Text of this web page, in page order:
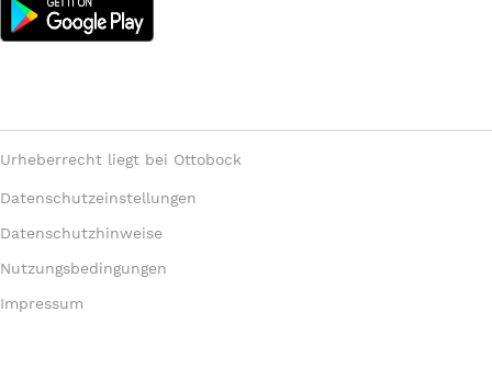
Urheberrecht liegt bei Ottobock
Datenschutzeinstellungen
Datenschutzhinweise
Nutzungsbedingungen
Impressum